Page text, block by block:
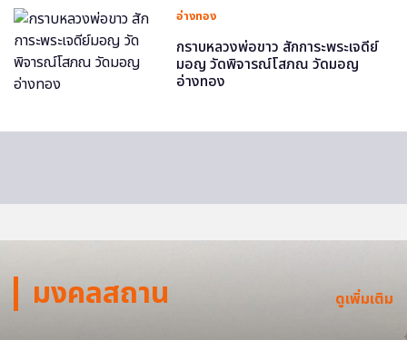
อ่างทอง
กราบหลวงพ่อขาว สักการะพระเจดีย์
มอญ วัดพิจารณ์โสภณ วัดมอญ
อ่างทอง
มงคลสถาน ดูเพิ่มเติม